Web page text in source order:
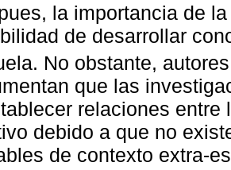
la importancia de
de desarrollar
No obstante,
que las
relaciones
debido a que no
de contexto extra-